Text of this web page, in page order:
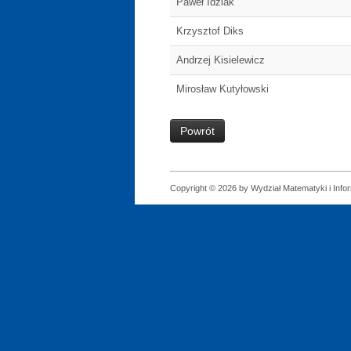
Krzysztof Diks
Andrzej Kisielewicz
Mirosław Kutyłowski
Powrót
Copyright © 2026 by Wydział Matematyki i